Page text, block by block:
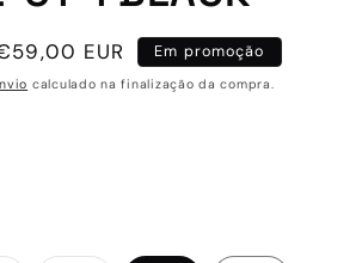
EUR Em promoção
calculado na finalização da compra.